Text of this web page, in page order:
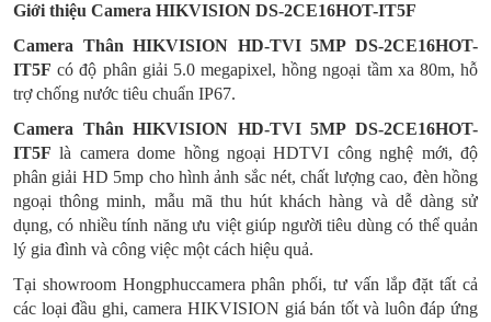
Giới thiệu Camera HIKVISION DS-2CE16HOT-IT5F
Camera Thân HIKVISION HD-TVI 5MP DS-2CE16HOT-
IT5F có độ phân giải 5.0 megapixel, hồng ngoại tầm xa 80m, hỗ
trợ chống nước tiêu chuẩn IP67.
Camera Thân HIKVISION HD-TVI 5MP DS-2CE16HOT-
IT5F là camera dome hồng ngoại HDTVI công nghệ mới, độ
phân giải HD 5mp cho hình ảnh sắc nét, chất lượng cao, đèn hồng
ngoại thông minh, mẫu mã thu hút khách hàng và dễ dàng sử
dụng, có nhiều tính năng ưu việt giúp người tiêu dùng có thể quản
lý gia đình và công việc một cách hiệu quả.
Tại showroom Hongphuccamera phân phối, tư vấn lắp đặt tất cả
các loại đầu ghi, camera HIKVISION giá bán tốt và luôn đáp ứng